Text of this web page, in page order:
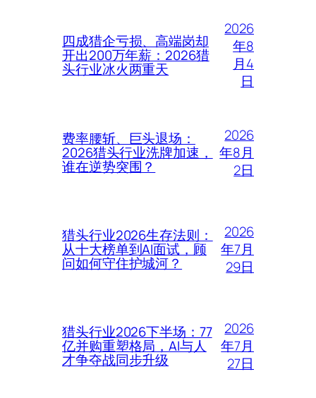
四成猎企亏损、高端岗却
开出200万年薪：2026猎
头行业冰火两重天
2026
年8
月4
日
费率腰斩、巨头退场：
2026猎头行业洗牌加速，
谁在逆势突围？
2026
年8月
2日
猎头行业2026生存法则：
从十大榜单到AI面试，顾
问如何守住护城河？
2026
年7月
29日
猎头行业2026下半场：77
亿并购重塑格局，AI与人
才争夺战同步升级
2026
年7月
27日